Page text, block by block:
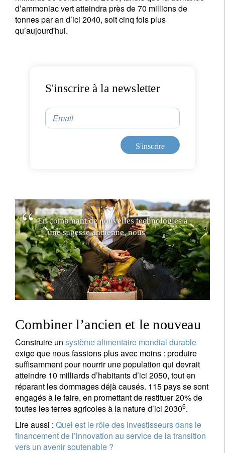
d’ammoniac vert atteindra près de 70 millions de
tonnes par an d’ici 2040, soit cinq fois plus
qu’aujourd'hui.
S'inscrire à la newsletter
Email
S'inscrire
En combinant de nouvelles technologies à
une sagesse ancienne, nous pouvons
réapprendre à vivre en h ar
Combiner l’ancien et le nouveau
Construire un système alimentaire mondial durable
exige que nous fassions plus avec moins : produire
suffisamment pour nourrir une population qui devrait
atteindre 10 milliards d’habitants d’ici 2050, tout en
réparant les dommages déjà causés. 115 pays se sont
engagés à le faire, en promettant de restituer 20% de
toutes les terres agricoles à la nature d’ici 20306.
Lire aussi : Quel est le rôle des investisseurs dans le
financement de l’innovation au service de la transition
vers un avenir soutenable ?